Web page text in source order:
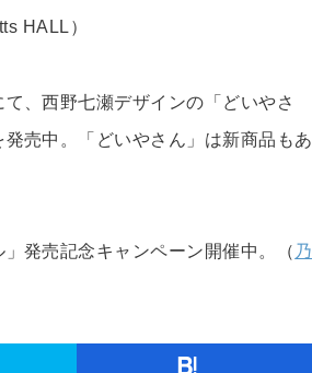
HALL）
、西野七瀬デザインの「どいやさ
売中。「どいやさん」は新商品もあ
発売記念キャンペーン開催中。（ 乃